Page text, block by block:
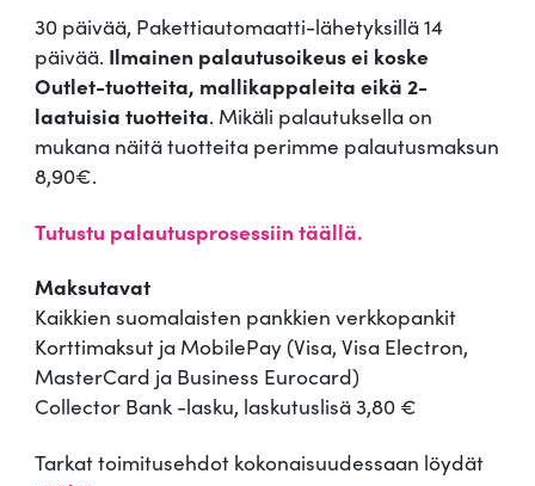
30 päivää, Pakettiautomaatti-lähetyksillä 14
päivää. Ilmainen palautusoikeus ei koske
Outlet-tuotteita, mallikappaleita eikä 2-
laatuisia tuotteita. Mikäli palautuksella on
mukana näitä tuotteita perimme palautusmaksun
8,90€.
Tutustu palautusprosessiin täällä.
Maksutavat
Kaikkien suomalaisten pankkien verkkopankit
Korttimaksut ja MobilePay (Visa, Visa Electron,
MasterCard ja Business Eurocard)
Collector Bank -lasku, laskutuslisä 3,80 €
Tarkat toimitusehdot kokonaisuudessaan löydät